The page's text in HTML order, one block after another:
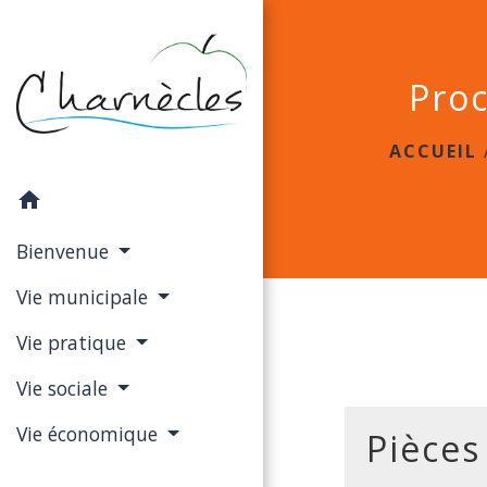
home
Bienvenue
Vie municipale
Vie pratique
Vie sociale
Vie économique
ACCUEIL